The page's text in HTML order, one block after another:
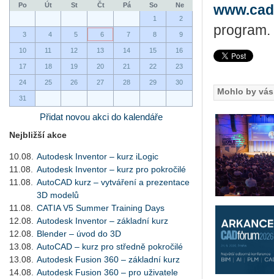
Po Út St Čt Pá So
Ne
1
2
3 4 5 6 7 8 9
10 11 12 13 14 15 16
17 18 19 20 21 22 23
24 25 26 27 28 29 30
31
Přidat novou akci do kalendáře
Nejbližší akce
10.08.
Autodesk Inventor – kurz iLogic
11.08.
Autodesk Inventor – kurz pro pokročilé
11.08.
AutoCAD kurz – vytváření a prezentace
3D modelů
11.08.
CATIA V5 Summer Training Days
12.08.
Autodesk Inventor – základní kurz
12.08.
Blender – úvod do 3D
13.08.
AutoCAD – kurz pro středně pokročilé
13.08.
Autodesk Fusion 360 – základní kurz
14.08.
Autodesk Fusion 360 – pro uživatele
program.
Mohlo by